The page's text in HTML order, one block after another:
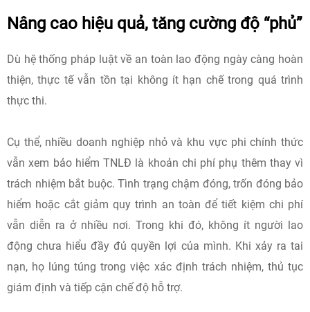
Nâng cao hiệu quả, tăng cường độ “phủ”
Dù hệ thống pháp luật về an toàn lao động ngày càng hoàn
thiện, thực tế vẫn tồn tại không ít hạn chế trong quá trình
thực thi.
Cụ thể, nhiều doanh nghiệp nhỏ và khu vực phi chính thức
vẫn xem bảo hiểm TNLĐ là khoản chi phí phụ thêm thay vì
trách nhiệm bắt buộc. Tình trạng chậm đóng, trốn đóng bảo
hiểm hoặc cắt giảm quy trình an toàn để tiết kiệm chi phí
vẫn diễn ra ở nhiều nơi. Trong khi đó, không ít người lao
động chưa hiểu đầy đủ quyền lợi của mình. Khi xảy ra tai
nạn, họ lúng túng trong việc xác định trách nhiệm, thủ tục
giám định và tiếp cận chế độ hỗ trợ.